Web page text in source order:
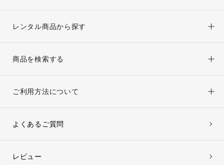
レンタル商品から探す
商品を検索する
ご利用方法について
よくあるご質問
レビュー